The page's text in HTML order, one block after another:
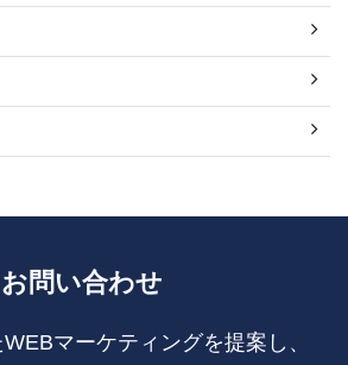
お問い合わせ
マーケティングを提案し、